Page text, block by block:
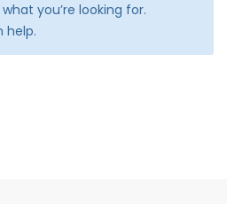
you’re looking for.
help.